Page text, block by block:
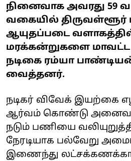
நினைவாக அவரது 59
வகையில் திருவள்ளூர்
ஆயுதப்படை
மரக்கன்றுகளை மாவட்ட
நடிகை ரம்யா
வைத்தனர்.
நடிகர் விவேக் இயற்கை
ஆர்வம் கொண்டு
நடும் பணியை
நேரடியாக பல்வேறு
இணைந்து